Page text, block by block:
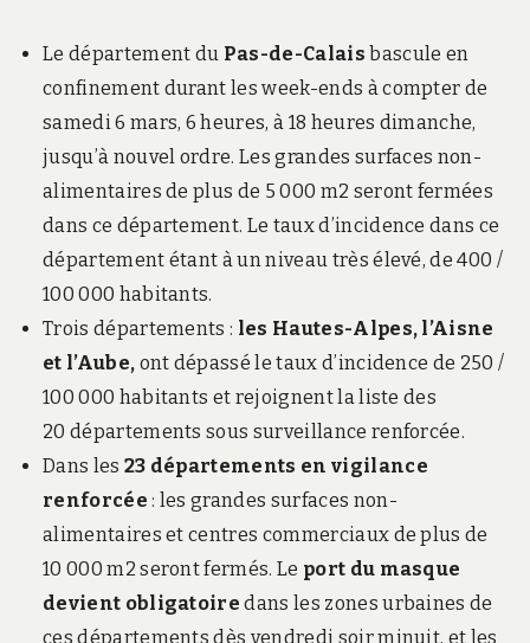
Le département du Pas-de-Calais bascule en
confinement durant les week-ends à compter de
samedi 6 mars, 6 heures, à 18 heures dimanche,
jusqu’à nouvel ordre. Les grandes surfaces non-
alimentaires de plus de 5 000 m2 seront fermées
dans ce département. Le taux d’incidence dans ce
département étant à un niveau très élevé, de 400 /
100 000 habitants.
Trois départements : les Hautes-Alpes, l’Aisne
et l’Aube, ont dépassé le taux d’incidence de 250 /
100 000 habitants et rejoignent la liste des
20 départements sous surveillance renforcée.
Dans les 23 départements en vigilance
renforcée: les grandes surfaces non-
alimentaires et centres commerciaux de plus de
10 000 m2 seront fermés. Le port du masque
devient obligatoiredans les zones urbaines de
ces départements dès vendredi soir minuit, et les